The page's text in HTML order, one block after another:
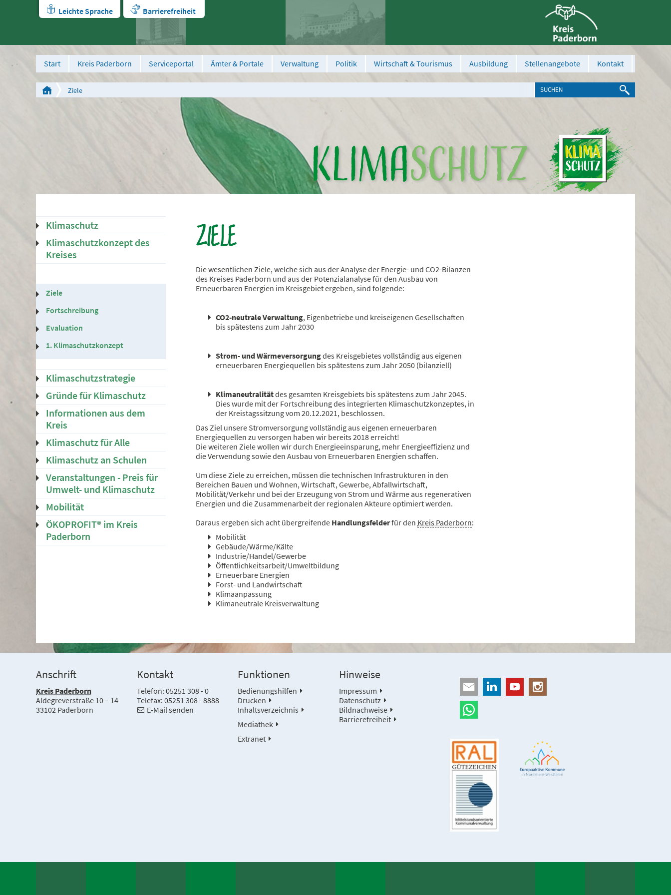
Leichte Sprache Barrierefreiheit
Start Kreis Paderborn Serviceportal Ämter & Portale Verwaltung Politik Wirtschaft & Tourismus Ausbildung Stellenangebote Kontakt
Ziele
Klimaschutz
Klimaschutzkonzept des
Kreises
Ziele
Fortschreibung
Evaluation
1. Klimaschutzkonzept
Klimaschutzstrategie
Gründe für Klimaschutz
Informationen aus dem
Kreis
Klimaschutz für Alle
Klimaschutz an Schulen
Veranstaltungen - Preis für
Umwelt- und Klimaschutz
Mobilität
ÖKOPROFIT® im Kreis
Paderborn
ZIELE
Die wesentlichen Ziele, welche sich aus der Analyse der Energie- und CO2-Bilanzen
des Kreises Paderborn und aus der Potenzialanalyse für den Ausbau von
Erneuerbaren Energien im Kreisgebiet ergeben, sind folgende:
CO2-neutrale Verwaltung, Eigenbetriebe und kreiseigenen Gesellschaften
bis spätestens zum Jahr 2030
Strom- und Wärmeversorgungdes Kreisgebietes vollständig aus eigenen
erneuerbaren Energiequellen bis spätestens zum Jahr 2050 (bilanziell)
Klimaneutralitätdes gesamten Kreisgebiets bis spätestens zum Jahr 2045.
Dies wurde mit der Fortschreibung des integrierten Klimaschutzkonzeptes, in
der Kreistagssitzung vom 20.12.2021, beschlossen.
Das Ziel unsere Stromversorgung vollständig aus eigenen erneuerbaren
Energiequellen zu versorgen haben wir bereits 2018 erreicht!
Die weiteren Ziele wollen wir durch Energieeinsparung, mehr Energieeffizienz und
die Verwendung sowie den Ausbau von Erneuerbaren Energien schaffen.
Um diese Ziele zu erreichen, müssen die technischen Infrastrukturen in den
Bereichen Bauen und Wohnen, Wirtschaft, Gewerbe, Abfallwirtschaft,
Mobilität/Verkehr und bei der Erzeugung von Strom und Wärme aus regenerativen
Energien und die Zusammenarbeit der regionalen Akteure optimiert werden.
Daraus ergeben sich acht übergreifende Handlungsfelderfür den Kreis Paderborn:
Mobilität
Gebäude/Wärme/Kälte
Industrie/Handel/Gewerbe
Öffentlichkeitsarbeit/Umweltbildung
Erneuerbare Energien
Forst- und Landwirtschaft
Klimaanpassung
Klimaneutrale Kreisverwaltung
Anschrift
Kreis Paderborn
Aldegreverstraße 10 – 14
33102 Paderborn
Kontakt
Telefon: 05251 308 - 0
Telefax: 05251 308 - 8888
E-Mail senden
Funktionen
Bedienungshilfen
Drucken
Inhaltsverzeichnis
Mediathek
Extranet
Hinweise
Impressum
Datenschutz
Bildnachweise
Barrierefreiheit